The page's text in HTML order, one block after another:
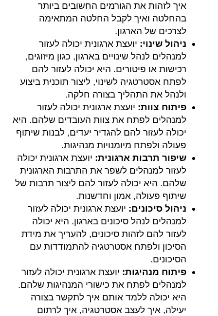
איך לזהות את הגורמים החשובים ביותר
בהחלטה ואיך לקבל החלטה המתאימה
לצרכים של הארגון.
ניהול שינוי: יועצת ארגונית יכולה לעזור
למנהלים לנהל שינויים בארגון, כגון מיזוגים,
רכישות או פיטורים. היא יכולה לעזור להם
לפתח אסטרטגיה לשינוי, ליצור תוכנית ביצוע
ולנהל את התהליך בצורה חלקה.
פיתוח צוות: יועצת ארגונית יכולה לעזור
למנהלים לפתח את צוות העובדים שלהם. היא
יכולה לעזור להם להגדיר יעדים, לבנות שיתוף
פעולה ולפתח מיומנויות מנהיגות.
שיפור תרבות ארגונית: יועצת ארגונית יכולה
לעזור למנהלים לשפר את התרבות הארגונית
שלהם. היא יכולה לעזור להם ליצור תרבות של
שיתוף פעולה, אמון וחדשנות.
ניהול סיכונים: יועצת ארגונית יכולה לעזור
למנהלים לנהל סיכונים בארגון. היא יכולה
לעזור להם לזהות סיכונים, להעריך את מידת
הסיכון ולפתח אסטרטגיה להתמודדות עם
הסיכונים.
פיתוח מנהיגות: יועצת ארגונית יכולה לעזור
למנהלים לפתח את כישורי המנהיגות שלהם.
היא יכולה ללמד אותם איך לתקשר בצורה
יעילה, איך לעצב אסטרטגיה, איך לרתום